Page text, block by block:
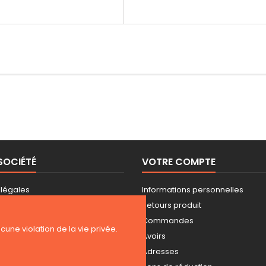
nous
VOTRE COMPTE
Informations personnelles
Retours produit
Commandes
Avoirs
Adresses
violation de la vie privée.